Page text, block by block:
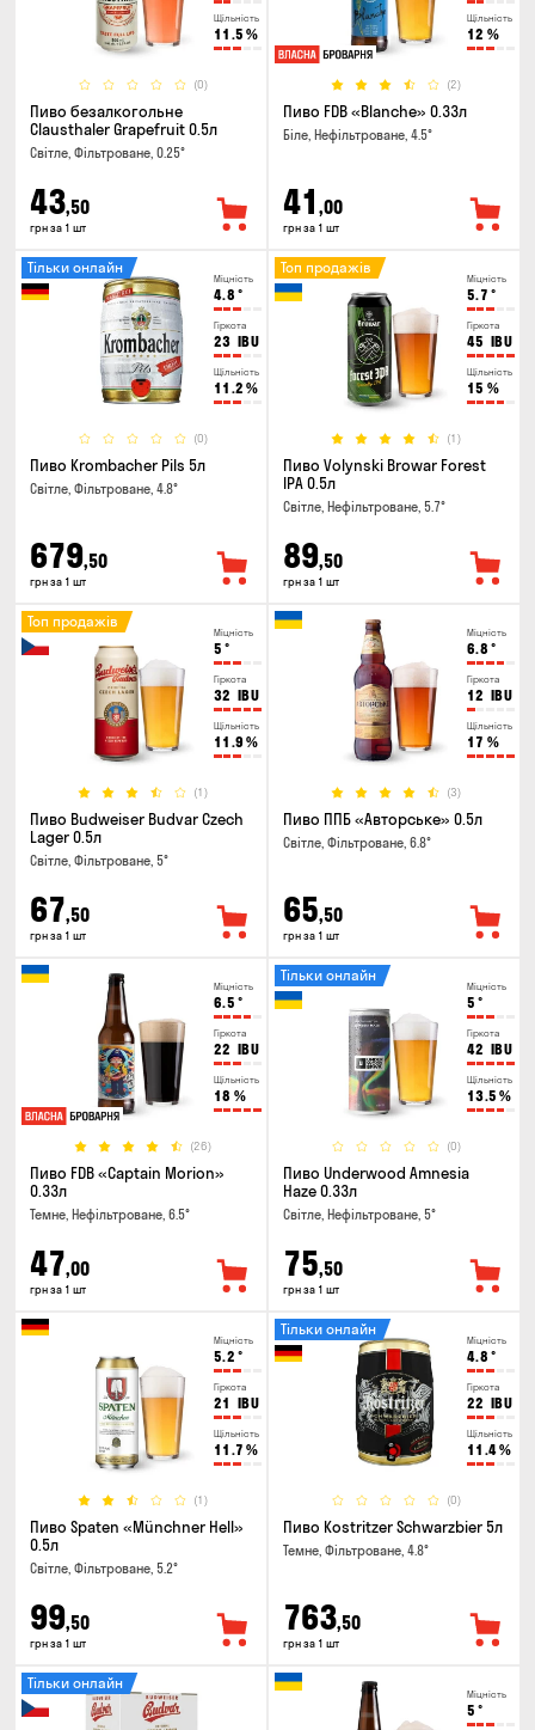
Щільність
11.5 %
(0)
Пиво безалкогольне
Clausthaler Grapefruit 0.5л
Світле, Фільтроване, 0.25°
43,50
грн за 1 шт
Щільність
12 %
(2)
Пиво FDB «Blanche» 0.33л
Біле, Нефільтроване, 4.5°
41 ,00
грн за 1 шт
Міцність
4.8 °
Гіркота
23 IBU
Щільність
11.2 %
(0)
Тільки онлайн
Пиво Krombacher Pils 5л
Світле, Фільтроване, 4.8°
679,50
грн за 1 шт
Міцність
5.7 °
Гіркота
45 IBU
Щільність
15 %
(1)
Топ продажів
Пиво Volynski Browar Forest
IPA 0.5л
Світле, Нефільтроване, 5.7°
89,50
грн за 1 шт
Міцність
5 °
Гіркота
32 IBU
Щільність
11.9 %
(1)
Топ продажів
Пиво Budweiser Budvar Czech
Lager 0.5л
Світле, Фільтроване, 5°
67,50
грн за 1 шт
Міцність
6.8 °
Гіркота
12 IBU
Щільність
17 %
(3)
Пиво ППБ «Авторське» 0.5л
Світле, Фільтроване, 6.8°
65,50
грн за 1 шт
Міцність
6.5 °
Гіркота
22 IBU
Щільність
18 %
(26)
Пиво FDB «Captain Morion»
0.33л
Темне, Нефільтроване, 6.5°
47,00
грн за 1 шт
Міцність
5 °
Гіркота
42 IBU
Щільність
13.5 %
(0)
Тільки онлайн
Пиво Underwood Amnesia
Haze 0.33л
Світле, Нефільтроване, 5°
75,50
грн за 1 шт
Міцність
5.2 °
Гіркота
21 IBU
Щільність
11.7 %
(1)
Пиво Spaten «Münchner Hell»
0.5л
Світле, Фільтроване, 5.2°
99,50
грн за 1 шт
Міцність
4.8 °
Гіркота
22 IBU
Щільність
11.4%
(0)
Тільки онлайн
Пиво Kostritzer Schwarzbier 5л
Темне, Фільтроване, 4.8°
763,50
грн за 1 шт
Тільки онлайн
Міцність
5 °